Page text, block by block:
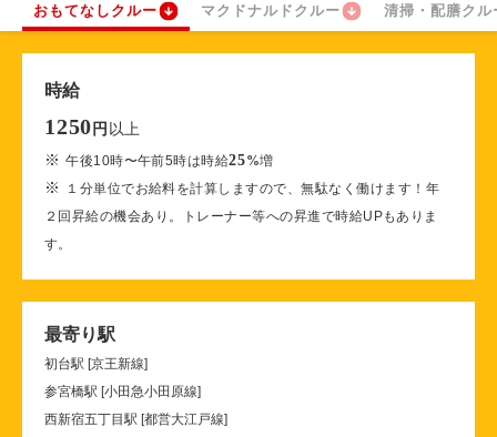
おもてなしクルー マクドナルドクルー 清掃・配膳クル
時給
1250 円 以上
※午後10時〜午前5時は時給25%増
※
１分単位でお給料を計算しますので、無駄なく働けます！年
２回昇給の機会あり。トレーナー等への昇進で時給UPもありま
す。
最寄り駅
初台駅 [京王新線]
参宮橋駅 [小田急小田原線]
西新宿五丁目駅 [都営大江戸線]